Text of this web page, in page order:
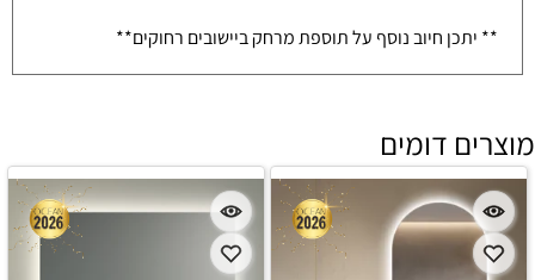
** יתכן חיוב נוסף על תוספת מרחק ביישובים רחוקים**
מוצרים דומים